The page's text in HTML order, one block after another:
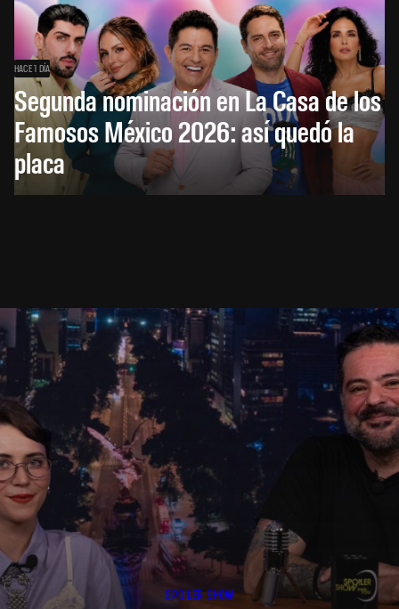
HACE 1 DÍA
Segunda nominación en La Casa de los
Famosos México 2026: así quedó la
placa
SPOILER SHOW